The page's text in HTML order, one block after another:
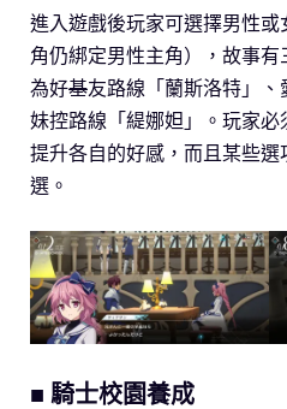
進入遊戲後玩家可選擇男性
角仍綁定男性主角），故事
為好基友路線「蘭斯洛特」、
妹控路線「緹娜妲」。玩家
提升各自的好感，而且某些
選。
■ 騎士校園養成